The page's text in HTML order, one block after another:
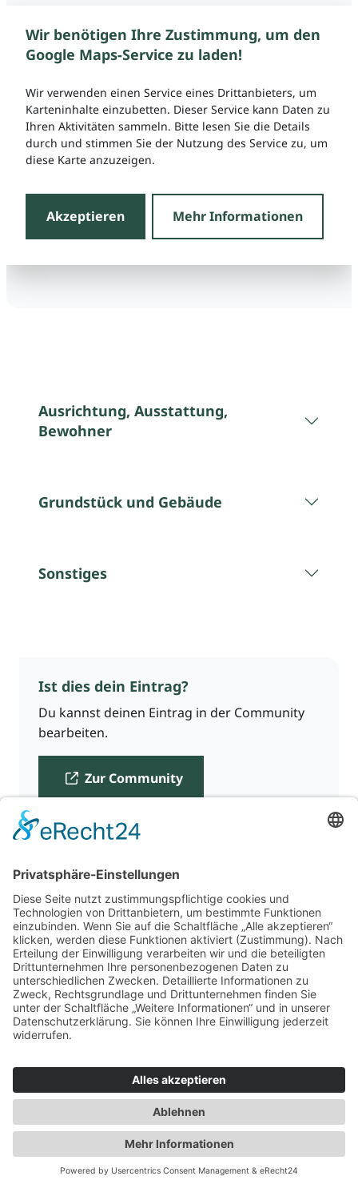
Wir benötigen Ihre Zustimmung, um den
Google Maps-Service zu laden!
Wir verwenden einen Service eines Drittanbieters, um
Karteninhalte einzubetten. Dieser Service kann Daten zu
Ihren Aktivitäten sammeln. Bitte lesen Sie die Details
durch und stimmen Sie der Nutzung des Service zu, um
diese Karte anzuzeigen.
Akzeptieren Mehr Informationen
Ausrichtung, Ausstattung,
Bewohner
Grundstück und Gebäude
Sonstiges
Ist dies dein Eintrag?
Du kannst deinen Eintrag in der Community
bearbeiten.
Zur Community
Für Beratende
Kontakt
Über uns